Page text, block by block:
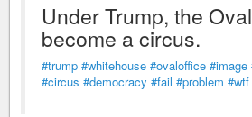
Under Trump, the
become a circus.
#trump #whitehouse #ovaloffice #image
#circus #democracy #fail #problem #wtf